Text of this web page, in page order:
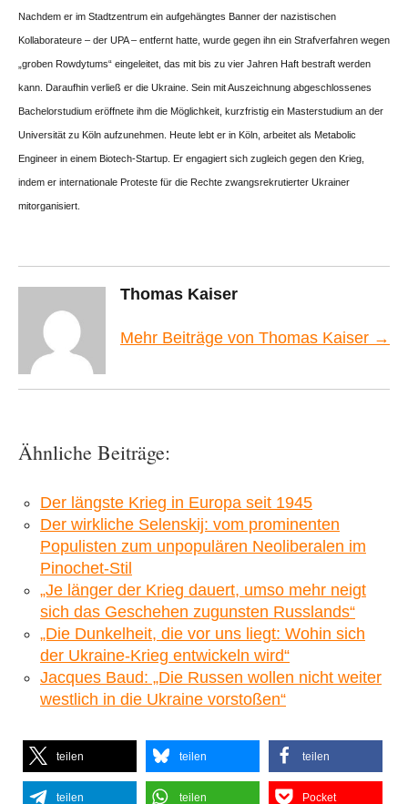
Nachdem er im Stadtzentrum ein aufgehängtes Banner der nazistischen
Kollaborateure – der UPA – entfernt hatte, wurde gegen ihn ein Strafverfahren wegen
„groben Rowdytums“ eingeleitet, das mit bis zu vier Jahren Haft bestraft werden
kann. Daraufhin verließ er die Ukraine. Sein mit Auszeichnung abgeschlossenes
Bachelorstudium eröffnete ihm die Möglichkeit, kurzfristig ein Masterstudium an der
Universität zu Köln aufzunehmen. Heute lebt er in Köln, arbeitet als Metabolic
Engineer in einem Biotech-Startup. Er engagiert sich zugleich gegen den Krieg,
indem er internationale Proteste für die Rechte zwangsrekrutierter Ukrainer
mitorganisiert.
Thomas Kaiser
Mehr Beiträge von Thomas Kaiser →
Ähnliche Beiträge:
Der längste Krieg in Europa seit 1945
Der wirkliche Selenskij: vom prominenten
Populisten zum unpopulären Neoliberalen im
Pinochet-Stil
„Je länger der Krieg dauert, umso mehr neigt
sich das Geschehen zugunsten Russlands“
„Die Dunkelheit, die vor uns liegt: Wohin sich
der Ukraine-Krieg entwickeln wird“
Jacques Baud: „Die Russen wollen nicht weiter
westlich in die Ukraine vorstoßen“
teilen teilen teilen
teilen teilen Pocket